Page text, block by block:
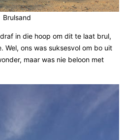
Brulsand
in die hoop om dit te laat brul,
Wel, ons was suksesvol om bo uit
maar was nie beloon met